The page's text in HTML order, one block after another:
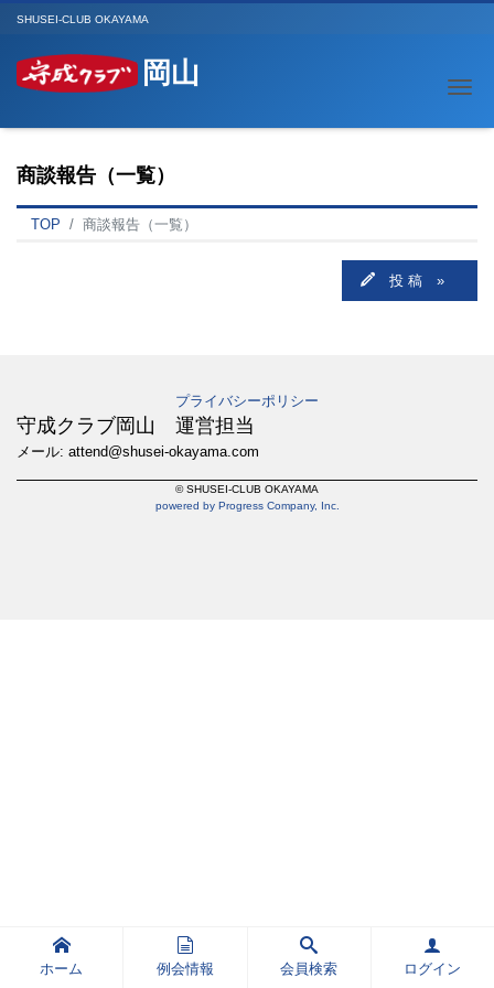
SHUSEI-CLUB OKAYAMA
岡山
商談報告（一覧）
TOP 商談報告（一覧）
投 稿 »
ホーム 例会情報 会員検索 ログイン
プライバシーポリシー
守成クラブ岡山 運営担当
メール: attend@shusei-okayama.com
© SHUSEI-CLUB OKAYAMA
powered by Progress Company, Inc.